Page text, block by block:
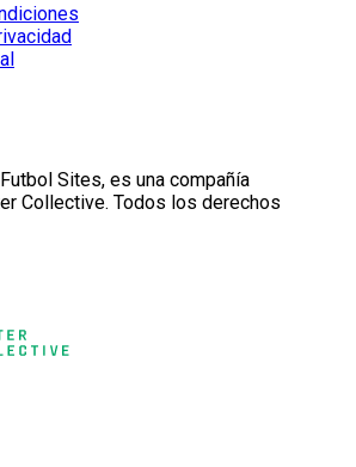
Sites, es una compañía
Collective. Todos los derechos